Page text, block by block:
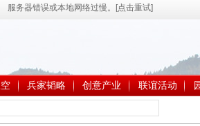
兵家韬略 创意产业 联谊活动